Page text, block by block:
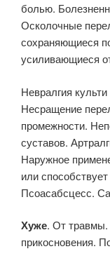
болью.
Осколочные
сохраняющиеся
усиливающиеся
Невралгия
Несращение
промежности.
суставов.
Наружное
или
Псоасабсцесс.
Хуже. От
прикосновения.